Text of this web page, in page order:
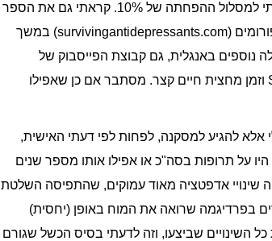
חזרתי לכדור. מכאן התחלתי להפחית אותן בעזרת קהילת פורומים בחו"ל ששם נחשפתי למסלול ההפחתה של 10%. קראתי גם את הספר
של וויטאקר וגם הרבה סרטונים שלכם שאתם פרסמתם. חקרתי לאורך ולרוחב את הפורומים (survivingantidepressants.com) במשך
נוספים באנגלית, גם קבוצת הפייסבוק של
סימבלטה ששם אפילו אומרים בין 2 ל-5% בלבד בכל הפחתה כנראה עקב היותו SNRI וזמן מחצית חיים קצר. מסתבר אם כן שאפילו
אלא להגיע למסקנה, לפחות לפי דעתי האישית,
על תרופות בסה"כ או אפילו אותו מספר שנים
שינויי אדפטציה מאוד עמוקים, שהתפיסה השלטת
בפרדיגמה שרואה את המוח באופן (יחסית)
השינויים שביצעו, וזה לדעתי בסיס הכשל שגורם